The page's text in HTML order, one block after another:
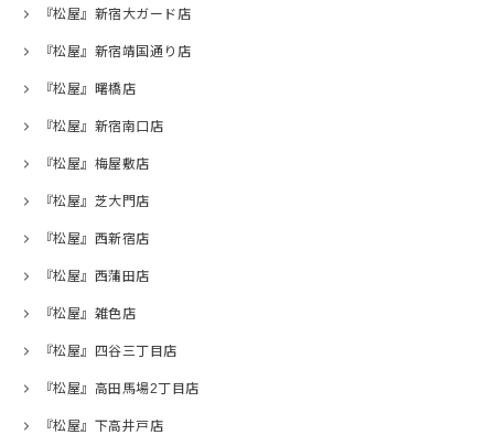
『松屋』新宿大ガード店
『松屋』新宿靖国通り店
『松屋』曙橋店
『松屋』新宿南口店
『松屋』梅屋敷店
『松屋』芝大門店
『松屋』西新宿店
『松屋』西蒲田店
『松屋』雑色店
『松屋』四谷三丁目店
『松屋』高田馬場2丁目店
『松屋』下高井戸店